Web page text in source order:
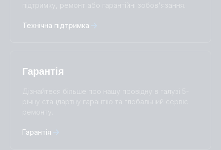
中國人
підтримку, ремонт або гарантійні зобов'язання.
Технічна підтримка
Гарантія
Дізнайтеся більше про нашу провідну в галузі 5-
річну стандартну гарантію та глобальний сервіс
ремонту.
Гарантія